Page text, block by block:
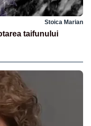
Stoica Marian
taifunului